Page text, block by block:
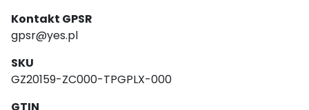
Kontakt GPSR
gpsr@yes.pl
SKU
GZ20159-ZC000-TPGPLX-000